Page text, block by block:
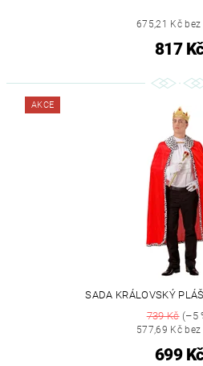
675,21 Kč bez
817
AKCE
SADA KRÁLOVSKÝ
739 Kč(–5
577,69 Kč bez
699